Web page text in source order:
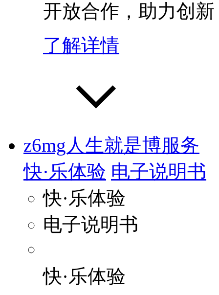
开放合作，助力创新
了解详情
z6mg人生就是博服务
快·乐体验 电子说明书
快·乐体验
电子说明书
快·乐体验